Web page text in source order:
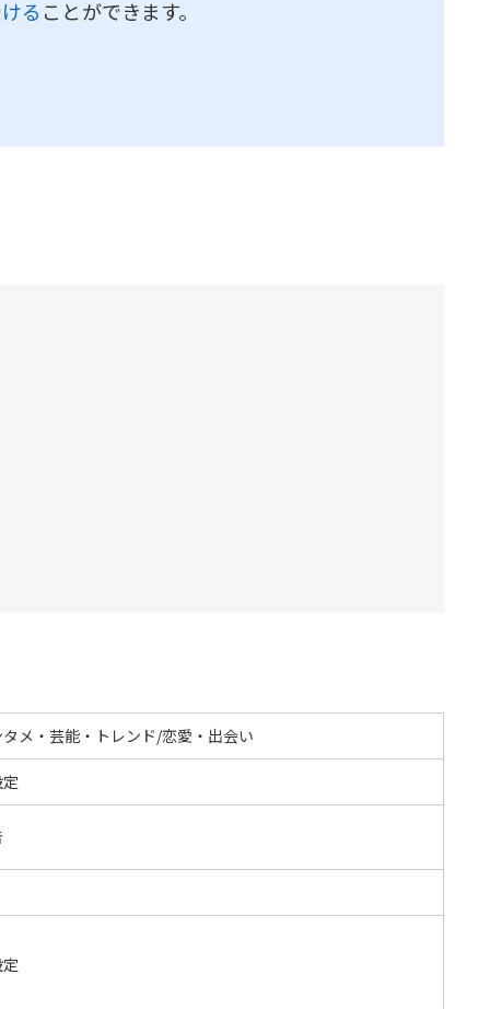
る ことができます。
メ・芸能・トレンド/恋愛・出会い